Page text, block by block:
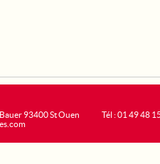
93400 St Ouen
Tél : 01 49 48